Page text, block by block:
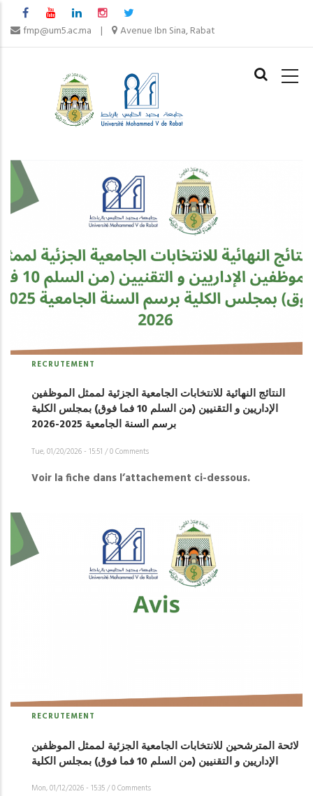
to
main
fmp@um5.ac.ma | Avenue Ibn Sina, Rabat
MAIN
RECRUTEMENT
النتائج النهائية للانتخابات الجامعية الجزئية لممثل الموظفين
الإداريين و التقنيين (من السلم 10 فما فوق) بمجلس الكلية
Tue, 01/20/2026 - 15:51 /0 Comments
Voir la fiche dans l’attachement ci-dessous.
RECRUTEMENT
لائحة المترشحين للانتخابات الجامعية الجزئية لممثل الموظفين
Mon, 01/12/2026 - 15:35/0 Comments